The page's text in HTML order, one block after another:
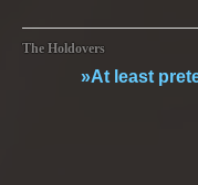
The Holdovers
»At least